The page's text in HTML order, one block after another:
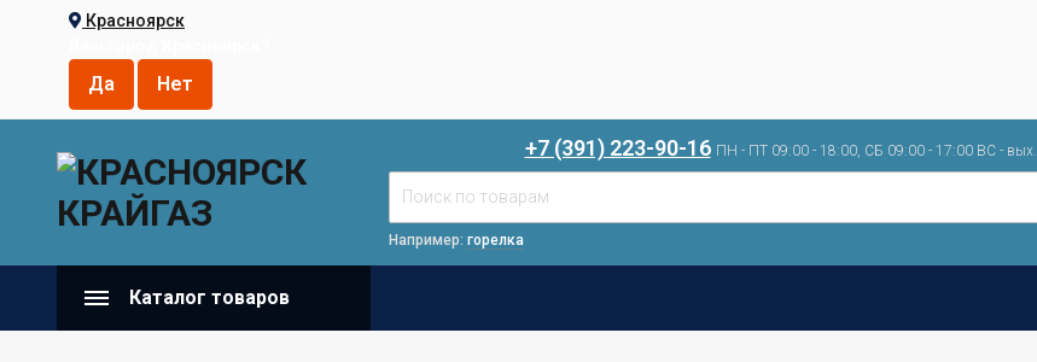
Красноярск
+7 (391) 223-90-16 ПН - ПТ 09:00 - 18:00, СБ 09:00 - 17:00 ВС - вых.
Например: горелка
Каталог товаров